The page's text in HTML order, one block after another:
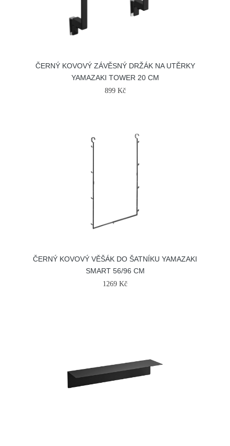
ČERNÝ KOVOVÝ ZÁVĚSNÝ DRŽÁK NA UTĚRKY
YAMAZAKI TOWER 20 CM
899 Kč
ČERNÝ KOVOVÝ VĚŠÁK DO ŠATNÍKU YAMAZAKI
SMART 56/96 CM
1269 Kč